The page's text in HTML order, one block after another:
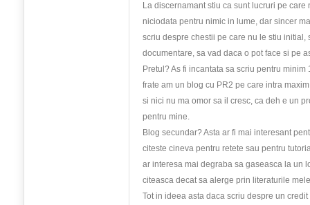
La discernamant stiu ca sunt lucruri pe care
niciodata pentru nimic in lume, dar sincer
scriu despre chestii pe care nu le stiu initial,
documentare, sa vad daca o pot face si pe
Pretul? As fi incantata sa scriu pentru minim
frate am un blog cu PR2 pe care intra
si nici nu ma omor sa il cresc, ca deh e un
pentru mine.
Blog secundar? Asta ar fi mai interesant
citeste cineva pentru retete sau pentru
ar interesa mai degraba sa gaseasca la un
citeasca decat sa alerge prin literaturile
Tot in ideea asta daca scriu despre un